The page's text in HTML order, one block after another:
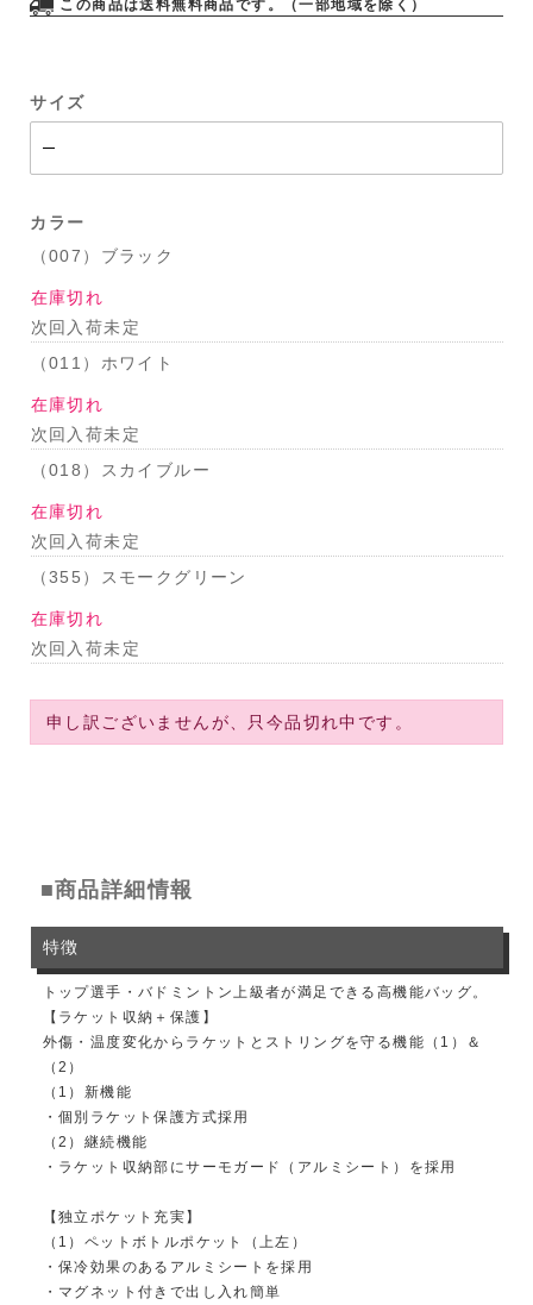
この商品は送料無料商品です。（一部地域を除く）
サイズ
カラー
（007）ブラック
在庫切れ
次回入荷未定
（011）ホワイト
在庫切れ
次回入荷未定
（018）スカイブルー
在庫切れ
次回入荷未定
（355）スモークグリーン
在庫切れ
次回入荷未定
申し訳ございませんが、只今品切れ中です。
■商品詳細情報
特徴
トップ選手・バドミントン上級者が満足できる高機能バッグ。
【ラケット収納＋保護】
外傷・温度変化からラケットとストリングを守る機能（1）＆
（2）
（1）新機能
・個別ラケット保護方式採用
（2）継続機能
・ラケット収納部にサーモガード（アルミシート）を採用
【独立ポケット充実】
（1）ペットボトルポケット（上左）
・保冷効果のあるアルミシートを採用
・マグネット付きで出し入れ簡単